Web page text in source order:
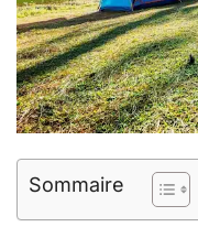
Sommaire